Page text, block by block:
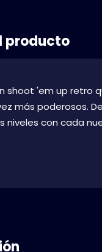
producto
shoot 'em up retro
más poderosos.
niveles con cada